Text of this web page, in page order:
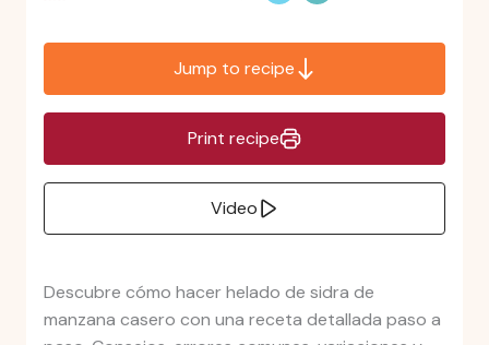
Jump to recipe
Print recipe
Video
Descubre cómo hacer helado de sidra de
manzana casero con una receta detallada paso a